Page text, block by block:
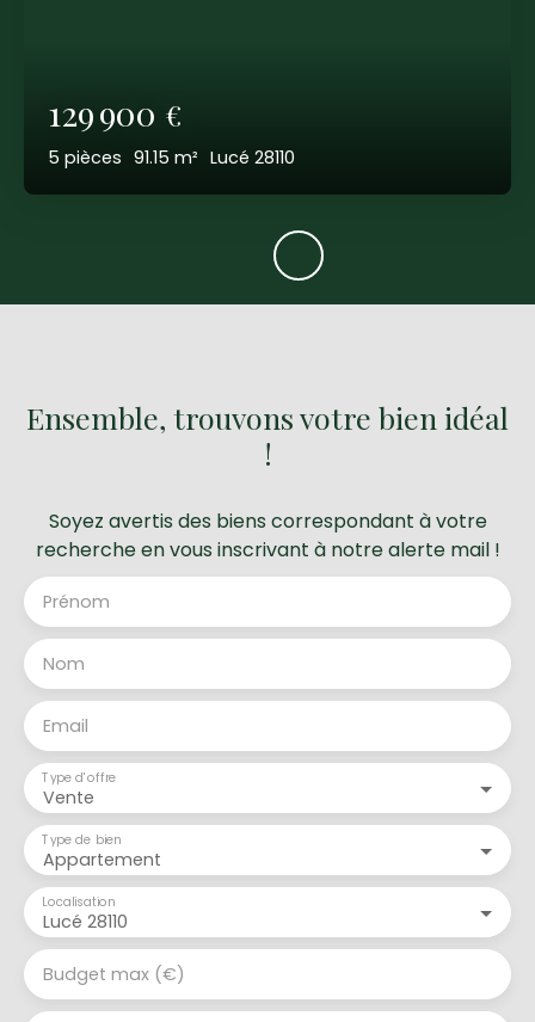
129 900 €
5 pièces 91.15 m² Lucé 28110
Ensemble, trouvons votre bien idéal
!
Soyez avertis des biens correspondant à votre
recherche en vous inscrivant à notre alerte mail !
Prénom
Nom
Email
Vente
Type d'offre
Appartement
Type de bien
Lucé 28110
Localisation
Budget max (€)